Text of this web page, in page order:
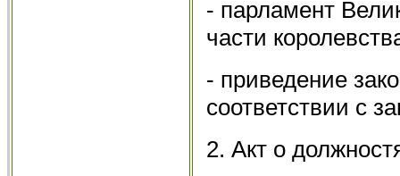
- парламент
части
- приведение
соответствии с
2. Акт о